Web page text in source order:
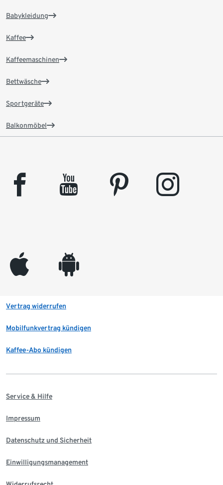
Babykleidung
Kaffee
Kaffeemaschinen
Bettwäsche
Sportgeräte
Balkonmöbel
facebook youtube pinterest instagram
appleinc android
Vertrag widerrufen
Mobilfunkvertrag kündigen
Kaffee-Abo kündigen
Service & Hilfe
Impressum
Datenschutz und Sicherheit
Einwilligungsmanagement